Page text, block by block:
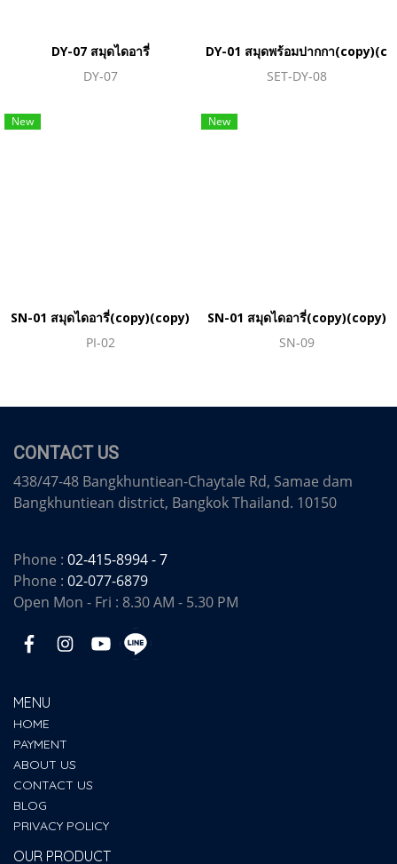
DY-07 สมุดไดอารี่
DY-07
DY-01 สมุดพร้อมปากกา
SET-DY-08
New
SN-01 สมุดไดอารี่(copy)(copy)
PI-02
New
SN-01 สมุดไดอารี่(copy)(copy)
SN-09
CONTACT US
438/47-48 Bangkhuntiean-Chaytale Rd, Samae dam
Bangkhuntiean district, Bangkok Thailand. 10150
Phone : 02-415-8994 - 7
Phone : 02-077-6879
Open Mon - Fri : 8.30 AM - 5.30 PM
MENU
HOME
PAYMENT
ABOUT US
CONTACT US
BLOG
PRIVACY POLICY
OUR PRODUCT